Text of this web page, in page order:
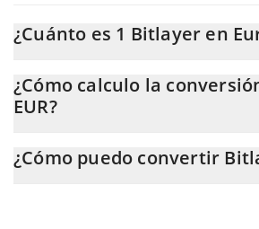
¿Cuánto es 1 Bitlayer en
En este momento, 1 Bitlayer equivale a
¿Cómo calculo la
EUR?
fácilmente el precio de conversión de BTR
¿Cómo puedo convertir